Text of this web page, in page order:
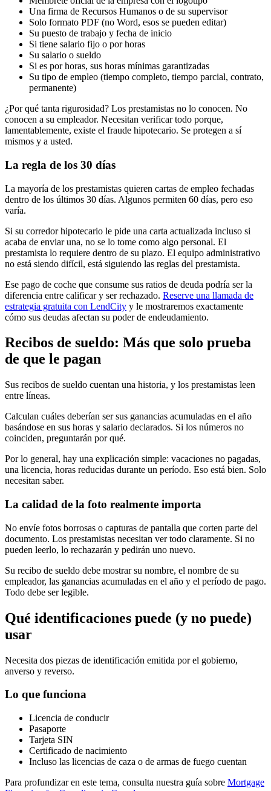
Una firma de Recursos Humanos o de su supervisor
Solo formato PDF (no Word, esos se pueden editar)
Su puesto de trabajo y fecha de inicio
Si tiene salario fijo o por horas
Su salario o sueldo
Si es por horas, sus horas mínimas garantizadas
Su tipo de empleo (tiempo completo, tiempo parcial, contrato,
permanente)
¿Por qué tanta rigurosidad? Los prestamistas no lo conocen. No
conocen a su empleador. Necesitan verificar todo porque,
lamentablemente, existe el fraude hipotecario. Se protegen a sí
mismos y a usted.
La regla de los 30 días
La mayoría de los prestamistas quieren cartas de empleo fechadas
dentro de los últimos 30 días. Algunos permiten 60 días, pero eso
varía.
Si su corredor hipotecario le pide una carta actualizada incluso si
acaba de enviar una, no se lo tome como algo personal. El
prestamista lo requiere dentro de su plazo. El equipo administrativo
no está siendo difícil, está siguiendo las reglas del prestamista.
Ese pago de coche que consume sus ratios de deuda podría ser la
diferencia entre calificar y ser rechazado. Reserve una llamada de
estrategia gratuita con LendCity y le mostraremos exactamente
cómo sus deudas afectan su poder de endeudamiento.
Recibos de sueldo: Más que solo prueba
de que le pagan
Sus recibos de sueldo cuentan una historia, y los prestamistas leen
entre líneas.
Calculan cuáles deberían ser sus ganancias acumuladas en el año
basándose en sus horas y salario declarados. Si los números no
coinciden, preguntarán por qué.
Por lo general, hay una explicación simple: vacaciones no pagadas,
una licencia, horas reducidas durante un período. Eso está bien. Solo
necesitan saber.
La calidad de la foto realmente importa
No envíe fotos borrosas o capturas de pantalla que corten parte del
documento. Los prestamistas necesitan ver todo claramente. Si no
pueden leerlo, lo rechazarán y pedirán uno nuevo.
Su recibo de sueldo debe mostrar su nombre, el nombre de su
empleador, las ganancias acumuladas en el año y el período de pago.
Todo debe ser legible.
Qué identificaciones puede (y no puede)
usar
Necesita dos piezas de identificación emitida por el gobierno,
anverso y reverso.
Lo que funciona
Licencia de conducir
Pasaporte
Tarjeta SIN
Certificado de nacimiento
Incluso las licencias de caza o de armas de fuego cuentan
Para profundizar en este tema, consulta nuestra guía sobre Mortgage